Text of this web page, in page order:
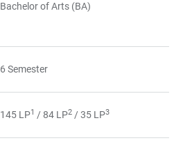
Bachelor of Arts (BA)
6 Semester
145 LP1 / 84 LP2 / 35 LP3